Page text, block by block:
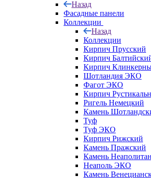
Назад
Фасадные панели
Коллекции
Назад
Коллекции
Кирпич Прусский
Кирпич
Кирпич
Шотландия ЭКО
Фагот ЭКО
Кирпич
Ригель Немецкий
Камень
Туф
Туф ЭКО
Кирпич Рижский
Камень Пражский
Камень
Неаполь ЭКО
Камень